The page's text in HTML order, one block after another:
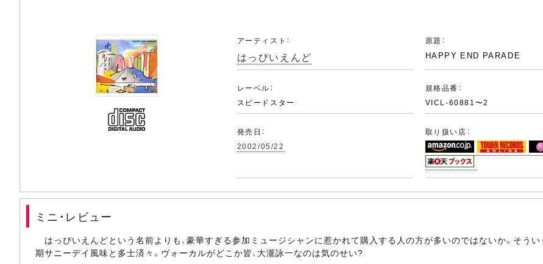
アーティスト：
はっぴいえんど
原題：
HAPPY END PARADE
レーベル：
スピードスター
規格品番：
VICL-60881〜2
発売日：
2002/05/22
取り扱い店：
ミニ・レビュー
はっぴいえんどという名前よりも、豪華すぎる参加ミュージシャンに惹かれて購入する人の方が多いのではないか。そう
期サニーデイ風味と多士済々。ヴォーカルがどこか皆、大瀧詠一なのは気のせい?